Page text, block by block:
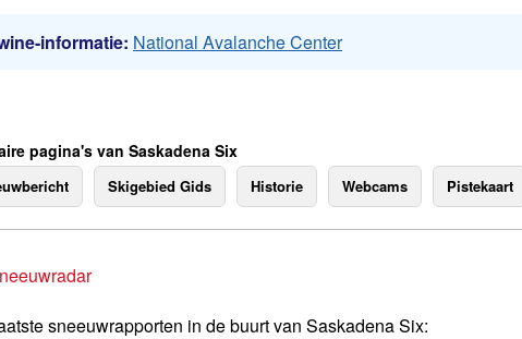
informatie: National Avalanche Center
pagina's van Saskadena Six
Skigebied Gids Historie Webcams Pistekaart
sneeuwrapporten in de buurt van Saskadena Six: